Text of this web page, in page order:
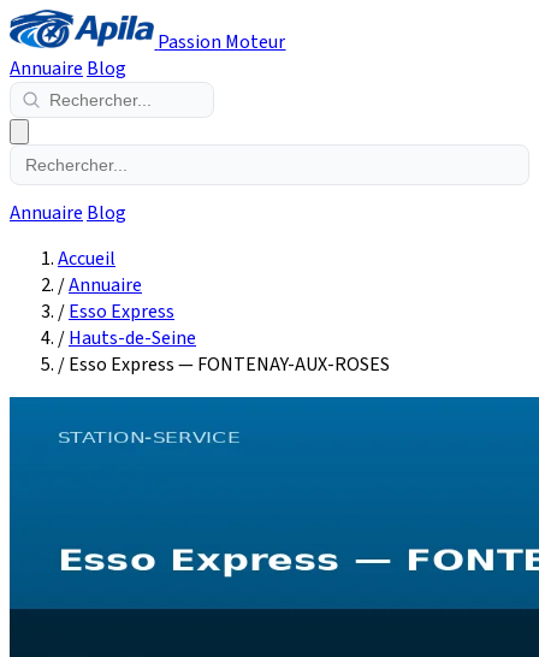
Passion Moteur
Annuaire Blog
Annuaire Blog
Accueil
/Annuaire
/Esso Express
/Hauts-de-Seine
/Esso Express — FONTENAY-AUX-ROSES